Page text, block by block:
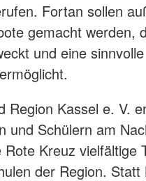
Fortan sollen
gemacht werden,
und eine sinnvolle
Region Kassel e. V.
und Schülern am
Kreuz vielfältige
der Region.